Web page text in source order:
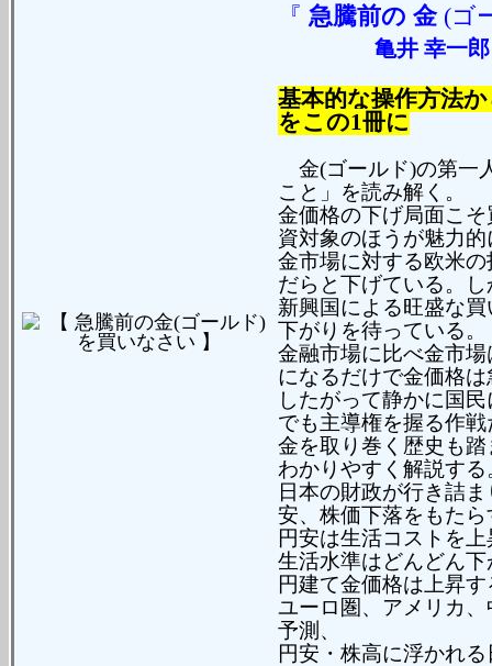
『 急騰前の 金(ゴ
亀井 幸一
基本的な操作方法
をこの1冊に
金(ゴールド)の第一
こと」を読み解く。
金価格の下げ局面こ
資対象のほうが魅力
金市場に対する欧米
だらと下げている。
新興国による旺盛な
下がりを待っている。
金融市場に比べ金市
になるだけで金価格
したがって静かに国
でも主導権を握る作戦
金を取り巻く歴史も
わかりやすく解説する
日本の財政が行き詰
安、株価下落をもたら
円安は生活コストを
生活水準はどんどん下
円建て金価格は上昇
ユーロ圏、アメリカ
予測、
円安・株高に浮かれ